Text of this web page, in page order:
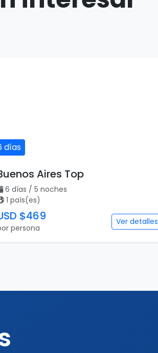
días
Aires Top
6 días / 5 noches
1 país(es)
$469
persona
Ver detalles